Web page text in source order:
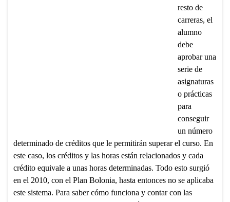
resto de
carreras, el
alumno
debe
aprobar una
serie de
asignaturas
o prácticas
para
conseguir
un número
determinado de créditos que le permitirán superar el curso. En
este caso, los créditos y las horas están relacionados y cada
crédito equivale a unas horas determinadas. Todo esto surgió
en el 2010, con el Plan Bolonia, hasta entonces no se aplicaba
este sistema. Para saber cómo funciona y contar con las